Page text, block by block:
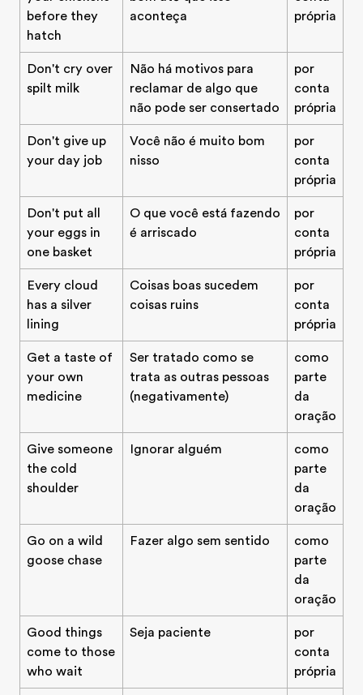
before they
hatch
aconteça
própria
Don't cry over
spilt milk
Não há motivos para
reclamar de algo que
não pode ser consertado
por
conta
própria
Don't give up
your day job
Você não é muito bom
nisso
por
conta
própria
Don't put all
your eggs in
one basket
O que você está fazendo
é arriscado
por
conta
própria
Every cloud
has a silver
lining
Coisas boas sucedem
coisas ruins
por
conta
própria
Get a taste of
your own
medicine
Ser tratado como se
trata as outras pessoas
(negativamente)
como
parte
da
oração
Give someone
the cold
shoulder
Ignorar alguém
como
parte
da
oração
Go on a wild
goose chase
Fazer algo sem sentido
como
parte
da
oração
Good things
come to those
who wait
Seja paciente
por
conta
própria